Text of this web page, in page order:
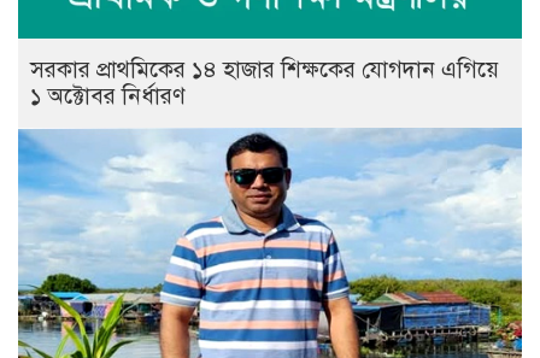
সরকার প্রাথমিকের ১৪ হাজার শিক্ষকের যোগদান এগিয়ে
১ অক্টোবর নির্ধারণ